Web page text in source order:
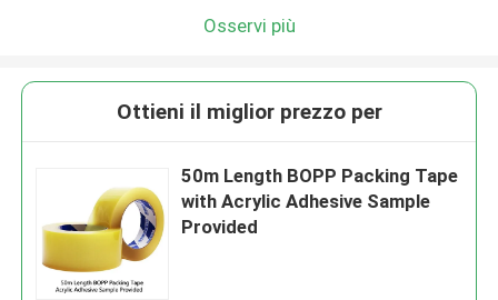
Osservi più
Ottieni il miglior prezzo per
50m Length BOPP Packing Tape
with Acrylic Adhesive Sample
Provided